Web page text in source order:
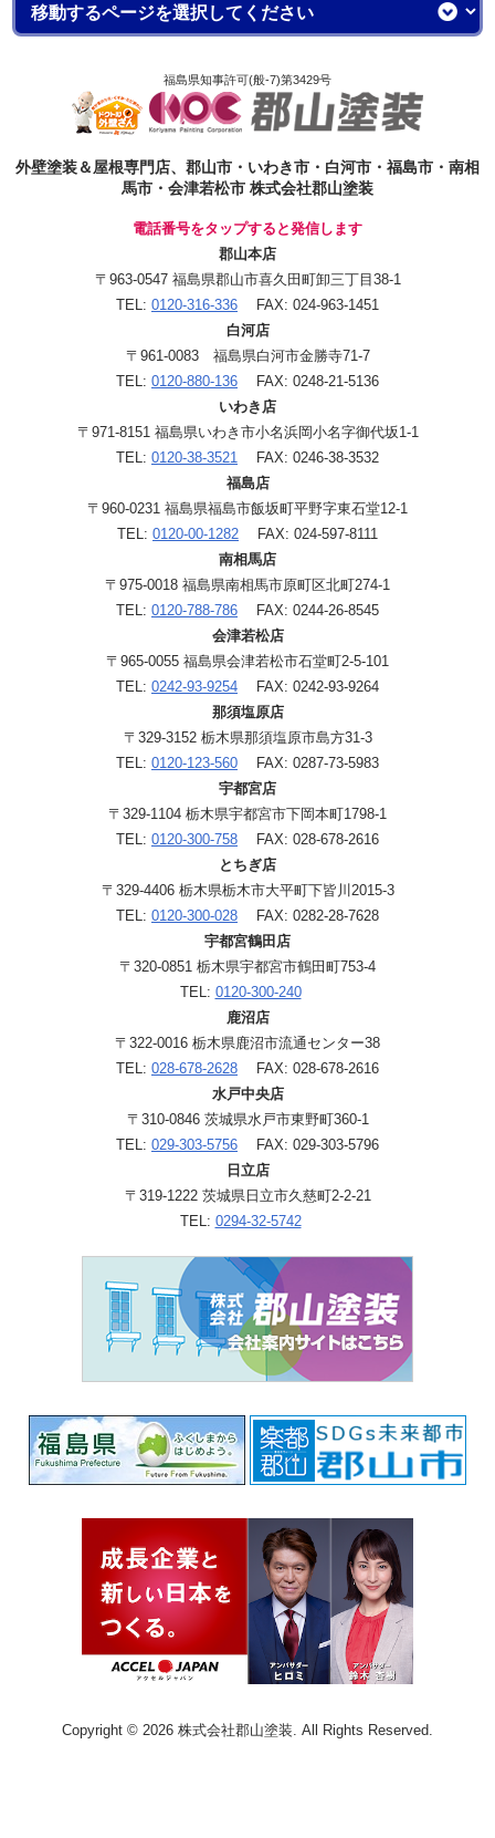
福島県知事許可(般-7)第3429号
外壁塗装＆屋根専門店、郡山市・いわき市・白河市・福島市・南相
馬市・会津若松市 株式会社郡山塗装
電話番号をタップすると発信します
郡山本店
〒963-0547 福島県郡山市喜久田町卸三丁目38-1
TEL: 0120-316-336 FAX: 024-963-1451
白河店
〒961-0083 福島県白河市金勝寺71-7
TEL: 0120-880-136 FAX: 0248-21-5136
いわき店
〒971-8151 福島県いわき市小名浜岡小名字御代坂1-1
TEL: 0120-38-3521
FAX: 0246-38-3532
福島店
〒960-0231 福島県福島市飯坂町平野字東石堂12-1
TEL: 0120-00-1282 FAX: 024-597-8111
南相馬店
〒975-0018 福島県南相馬市原町区北町274-1
TEL: 0120-788-786 FAX: 0244-26-8545
会津若松店
〒965-0055 福島県会津若松市石堂町2-5-101
TEL: 0242-93-9254 FAX: 0242-93-9264
那須塩原店
〒329-3152 栃木県那須塩原市島方31-3
TEL: 0120-123-560 FAX: 0287-73-5983
宇都宮店
〒329-1104 栃木県宇都宮市下岡本町1798-1
TEL: 0120-300-758 FAX: 028-678-2616
とちぎ店
〒329-4406 栃木県栃木市大平町下皆川2015-3
TEL: 0120-300-028 FAX: 0282-28-7628
宇都宮鶴田店
〒320-0851 栃木県宇都宮市鶴田町753-4
TEL: 0120-300-240
鹿沼店
〒322-0016 栃木県鹿沼市流通センター38
TEL: 028-678-2628 FAX: 028-678-2616
水戸中央店
〒310-0846 茨城県水戸市東野町360-1
TEL: 029-303-5756 FAX: 029-303-5796
日立店
〒319-1222 茨城県日立市久慈町2-2-21
TEL: 0294-32-5742
Copyright © 2026 株式会社郡山塗装. All Rights Reserved.